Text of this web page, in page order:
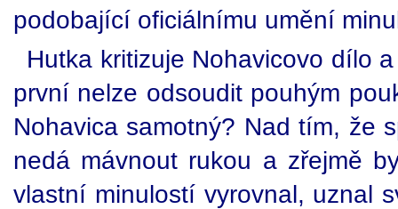
podobající oficiálnímu umění
Hutka kritizuje Nohavicovo dílo
první nelze odsoudit pouhým
Nohavica samotný? Nad tím, že
nedá mávnout rukou a zřejmě
vlastní minulostí vyrovnal, uznal